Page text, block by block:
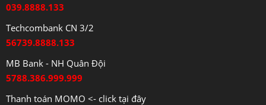
039.8888.133
Techcombank CN 3/2
56739.8888.133
MB Bank - NH Quân Đội
5788.386.999.999
Thanh toán MOMO <- click tại đây